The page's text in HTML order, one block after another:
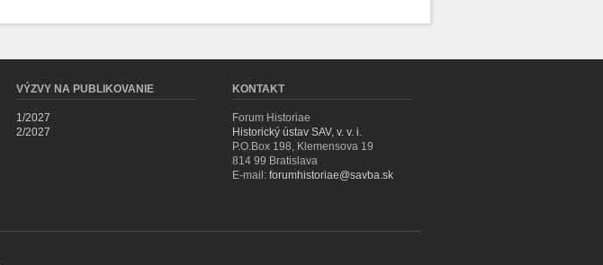
VÝZVY NA PUBLIKOVANIE
1/2027
2/2027
KONTAKT
Forum Historiae
Historický ústav SAV, v. v. i.
P.O.Box 198, Klemensova 19
814 99 Bratislava
E-mail: forumhistoriae@savba.sk